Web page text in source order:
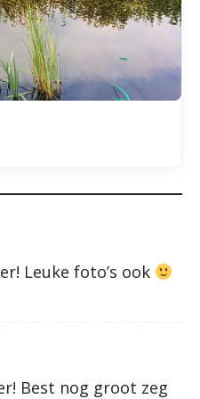
Leuke foto’s ook
Best nog groot zeg